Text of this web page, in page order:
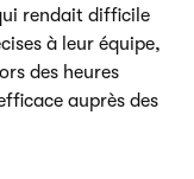
rendait difficile
à leur équipe,
des heures
auprès des